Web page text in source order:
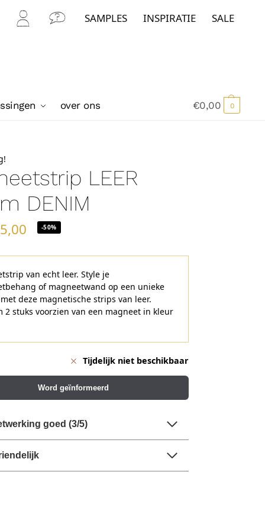
Mijn
Con
SAMPLES INSPIRATIE SALE
over ons €0,00 0
LEER
DENIM
5,00 -50%
van echt leer. Style je
of magneetwand op een unieke
deze magnetische strips van leer.
2 stuks voorzien van een magneet in kleur
Tijdelijk niet beschikbaar
Word geïnformeerd
goed (3/5)